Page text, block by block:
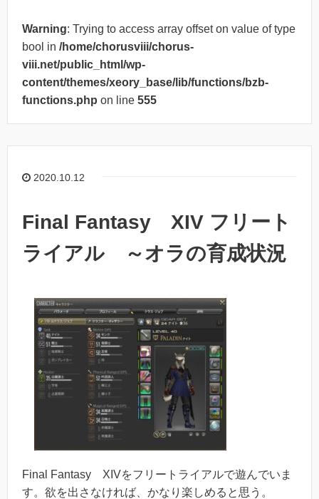
Warning: Trying to access array offset on value of type
bool in /home/chorusviii/chorus-
viii.net/public_html/wp-
content/themes/xeory_base/lib/functions/bzb-
functions.php on line 555
2020.10.12
Final Fantasy XIV フリート
ライアル ～オラの育成状況
Final Fantasy XIVをフリートライアルで遊んでいま
す。欲を出さなければ、かなり楽しめると思う。